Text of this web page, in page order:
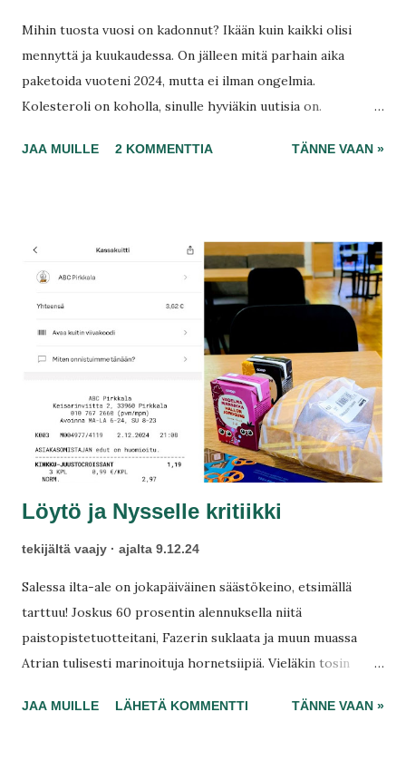
Mihin tuosta vuosi on kadonnut? Ikään kuin kaikki olisi
mennyttä ja kuukaudessa. On jälleen mitä parhain aika
paketoida vuoteni 2024, mutta ei ilman ongelmia.
Kolesteroli on koholla, sinulle hyviäkin uutisia on.
Keuruuhun, Mänttä-Vilppulaan, Nokiaan ja Huittisiin.
mistään hinnasta.
JAA MUILLE 2 KOMMENTTIA TÄNNE VAAN »
Löytö ja Nysselle kritiikki
tekijältä vaajy ajalta 9.12.24
Salessa ilta-ale on jokapäiväinen säästökeino, etsimällä
tarttuu! Joskus 60 prosentin alennuksella niitä
paistopistetuotteitani, Fazerin suklaata ja muun muassa
Atrian tulisesti marinoituja hornetsiipiä. Vieläkin tosin
ja enempäänkin. Eilen ollut alennuksia kaupan myös, täytin
JAA MUILLE LÄHETÄ KOMMENTTI TÄNNE VAAN »